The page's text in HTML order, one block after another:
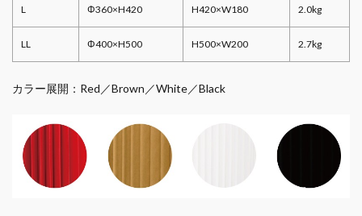
L Φ360×H420 H420×W180 2.0kg
LL Φ400×H500 H500×W200 2.7kg
カラー展開：Red／Brown／White／Black